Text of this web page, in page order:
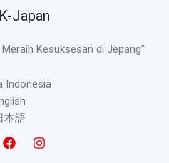
Japan
Kesuksesan di Jepang”
Indonesia
本語